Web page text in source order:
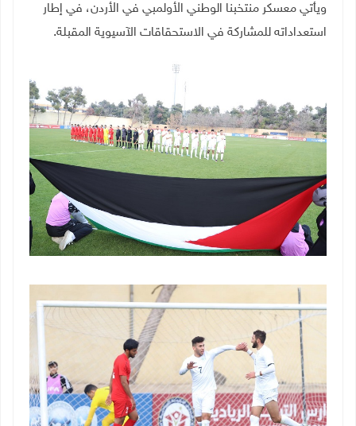
ويأتي معسكر منتخبنا الوطني الأولمبي في الأردن، في إطار
استعداداته للمشاركة في الاستحقاقات الآسيوية المقبلة.